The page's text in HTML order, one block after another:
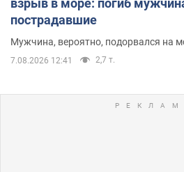
пострадавшие
Мужчина, вероятно, подорвался на
7.08.2026 12:41 2,7 т.